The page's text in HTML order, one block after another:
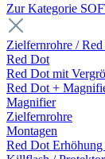
Zur Kategorie
Zielfernrohre /
Red Dot
Red Dot mit
Red Dot +
Magnifier
Zielfernrohre
Montagen
Red Dot Erhöhung